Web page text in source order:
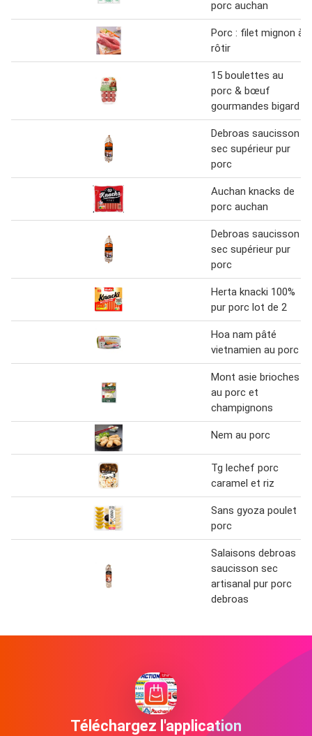
porc auchan
Porc : filet mignon à
rôtir
15 boulettes au
porc & bœuf
gourmandes bigard
Debroas saucisson
sec supérieur pur
porc
Auchan knacks de
porc auchan
Debroas saucisson
sec supérieur pur
porc
Herta knacki 100%
pur porc lot de 2
Hoa nam pâté
vietnamien au porc
Mont asie brioches
au porc et
champignons
Nem au porc
Tg lechef porc
caramel et riz
Sans gyoza poulet
porc
Salaisons debroas
saucisson sec
artisanal pur porc
debroas
Téléchargez l'application